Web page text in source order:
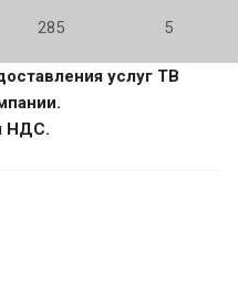
285 5
услуг ТВ
НДС.